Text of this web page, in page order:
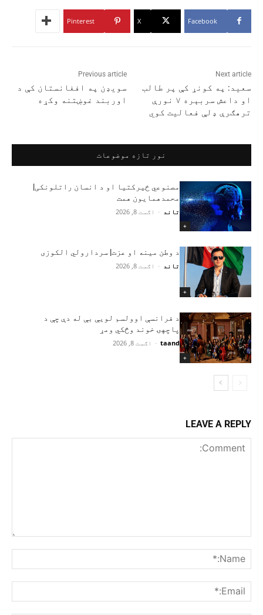
Facebook
X
Pinterest
Previous article
سویډن په افغانستان کې د
اوربند غوښتنه وکړه
Next article
سعید: په کونړ کې پر طالب
او داعش سربېره ۷ نورې
ترهګرې ډلې فعالیت کوي
نور تازه موضوعات
+
مصنوعي ځیرکتیا او د انسان راتلونکی|
محمدهمایون همت
تاند - اګست 8, 2026
+
د وطن مینه او عزت| سردارولي الکوزی
تاند - اګست 8, 2026
+
د فرانسې اوولسم لویې بې له دې چې د
پاچهۍ خوند وڅکي ومړ
taand
- اګست 8, 2026
LEAVE A REPLY